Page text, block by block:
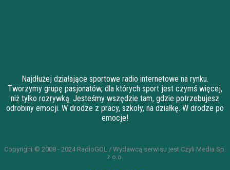
Najdłużej działające sportowe radio internetowe na rynku.
Tworzymy grupę pasjonatów, dla których sport jest czymś więcej,
niż tylko rozrywką. Jesteśmy wszędzie tam, gdzie potrzebujesz
odrobiny emocji. W drodze z pracy, szkoły, na działkę. W drodze po
emocje!
Copyright © 2008 - 2024 RadioGOL / Wydawcą serwisu jest Czyli Media Sp.
z o.o.